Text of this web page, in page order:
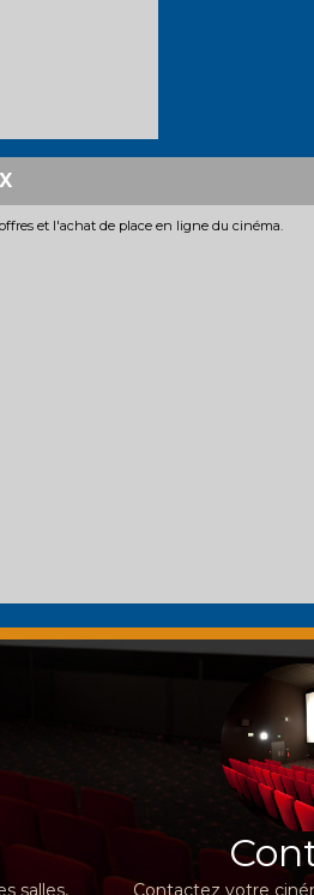
et l'achat de place en ligne du cinéma.
salles, Contactez votre